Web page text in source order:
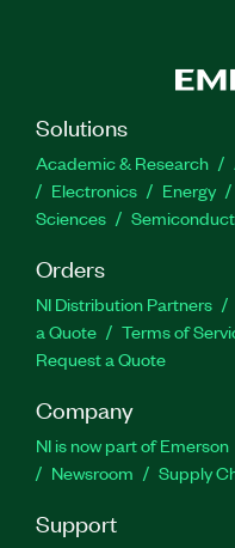
Solutions
Academic & Research
Electronics
Energy
Sciences
Orders
NI Distribution Partners
a Quote
Terms of
Request a Quote
Company
NI is now part of Emerson
Newsroom
Supply
Support